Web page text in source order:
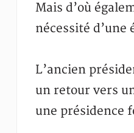
Mais d’où
nécessité
L’ancien
un retour vers
une présidence